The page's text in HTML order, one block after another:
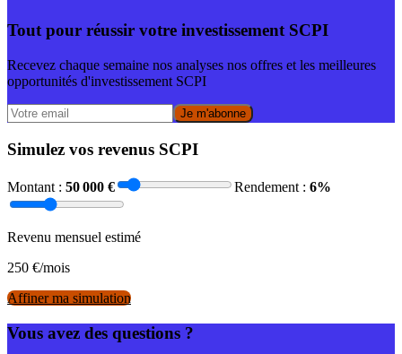
Tout pour réussir votre investissement SCPI
Recevez chaque semaine nos analyses nos offres et les meilleures
opportunités d'investissement SCPI
Je m'abonne
Simulez vos revenus SCPI
Montant : 50 000 € Rendement : 6%
Revenu mensuel estimé
250 €/mois
Affiner ma simulation
Vous avez des questions ?